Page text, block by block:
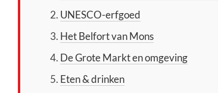
UNESCO-erfgoed
Het Belfort van Mons
De Grote Markt en omgeving
Eten & drinken